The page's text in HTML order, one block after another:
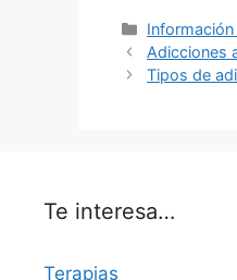
Categorías
Adicciones
Tipos de
Te interesa…
Terapias